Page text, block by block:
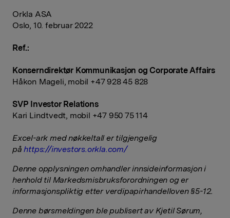
Orkla ASA
Oslo, 10. februar 2022
Ref.:
Konserndirektør Kommunikasjon og Corporate Affairs
Håkon Mageli, mobil +47 928 45 828
SVP Investor Relations
Kari Lindtvedt, mobil +47 950 75 114
Excel-ark med nøkkeltall er tilgjengelig
påhttps://investors.orkla.com/
Denne opplysningen omhandler innsideinformasjon i
henhold til Markedsmisbruksforordningen og er
informasjonspliktig etter verdipapirhandelloven §5-12.
Denne børsmeldingen ble publisert av Kjetil Sørum,